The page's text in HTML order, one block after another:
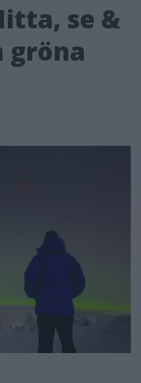
se &
gröna